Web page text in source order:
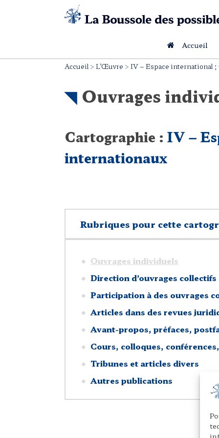
Accueil
Accueil > L’Œuvre > IV – Espace international
Ouvrages
Cartographie : IV –
internationaux
Rubriques pour cette
Ouvrages individuels
Direction d’ouvrages collectifs
Participation à des ouvrages
Articles dans des revues
Avant-propos, préfaces,
Cours, colloques,
Tribunes et articles divers
Autres publications